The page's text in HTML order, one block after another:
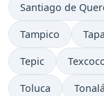
Santiago de
Tampico
Tepic
Toluca Tonalá